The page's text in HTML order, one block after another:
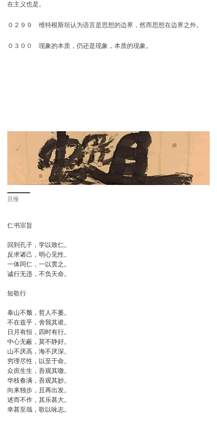
在主义也是。
０２９９ 维特根斯坦认为语言是思想的边界，然而思想在边界之外。
０３００ 现象的本质，仍还是现象，本质的现象。
且慢
仁书宗旨
回到孔子，学以致仁。
反求诸己，明心见性。
一体同仁，一以贯之。
诚行无违，不负天命。
短歌行
泰山不颓，哲人不萎。
不在兹乎，舍我其谁。
日月有恒，四时有行。
中心无蔽，莫不静好。
山不厌高，海不厌深。
穷理尽性，以至于命。
众庶生生，吾观其噭。
华枝春满，吾观其妙。
向来独步，且再出发。
述而不作，其乐甚大。
幸甚至哉，歌以咏志。